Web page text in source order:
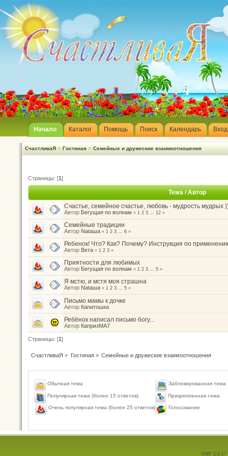
Начало Каталог Помощь Поиск Календарь Вход
СчастливаЯ » Гостиная » Семейные и дружеские взаимоотношения
Страницы: [1]
Тема/Автор
Счастье, семейное счастье, любовь - мудрость мудрых
Автор Бегущая по волнам « 1 2 3 ... 12 »
Семейные традиции
Автор Nataшa « 1 2 3 ... 6 »
Ребенок! Что? Как? Почему? Инструкция по
Автор Вета « 1 2 3 »
Приятности для любимых
Автор Бегущая по волнам « 1 2 3 ... 5 »
Я мстю, и мстя моя страшна
Автор Nataшa « 1 2 3 ... 5 »
Письмо мамы к дочке
Автор Капитошка
Ребёнок написал письмо богу...
Автор КапризМА7
Страницы: [1]
СчастливаЯ » Гостиная» Семейные и дружеские взаимоотношения
Обычная тема
Популярная тема (более 15 ответов)
Очень популярная тема (более 25 ответов)
Заблокированная тема
Прикрепленная тема
Голосование
SMF 2.0.17